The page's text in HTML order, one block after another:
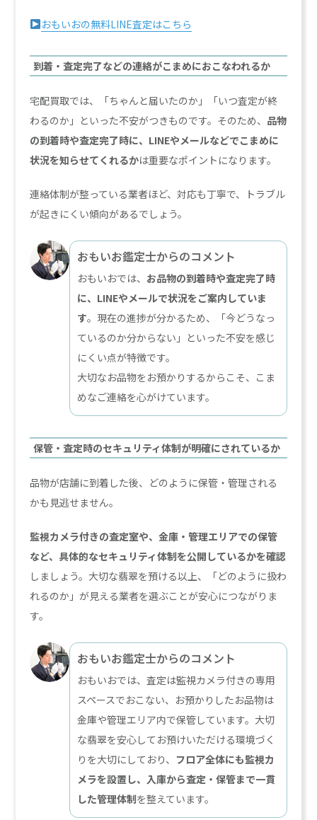
おもいおの無料LINE査定はこちら
到着・査定完了などの連絡がこまめにおこなわれるか
宅配買取では、「ちゃんと届いたのか」「いつ査定が終
わるのか」といった不安がつきものです。そのため、 品物
の到着時や査定完了時に、LINEやメールなどでこまめに
状況を知らせてくれるかは重要なポイントになります。
連絡体制が整っている業者ほど、対応も丁寧で、トラブル
が起きにくい傾向があるでしょう。
おもいお鑑定士からのコメント
おもいおでは、 お品物の到着時や査定完了時
に、LINEやメールで状況をご案内していま
す。現在の進捗が分かるため、「今どうなっ
ているのか分からない」といった不安を感じ
にくい点が特徴です。
大切なお品物をお預かりするからこそ、こま
めなご連絡を心がけています。
保管・査定時のセキュリティ体制が明確にされているか
品物が店舗に到着した後、どのように保管・管理される
かも見逃せません。
監視カメラ付きの査定室や、金庫・管理エリアでの保管
など、具体的なセキュリティ体制を公開しているかを確認
しましょう。大切な翡翠を預ける以上、「どのように扱わ
れるのか」が見える業者を選ぶことが安心につながりま
す。
おもいお鑑定士からのコメント
おもいおでは、査定は監視カメラ付きの専用
スペースでおこない、お預かりしたお品物は
金庫や管理エリア内で保管しています。大切
な翡翠を安心してお預けいただける環境づく
りを大切にしており、 フロア全体にも監視カ
メラを設置し、入庫から査定・保管まで一貫
した管理体制を整えています。